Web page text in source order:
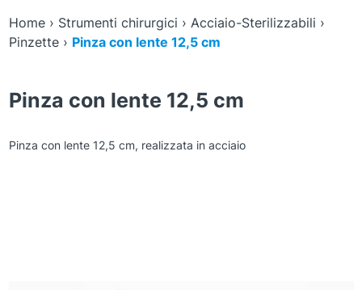
Home› Strumenti chirurgici › Acciaio-Sterilizzabili ›
Pinzette› Pinza con lente 12,5 cm
Pinza con lente 12,5 cm
Pinza con lente 12,5 cm, realizzata in acciaio